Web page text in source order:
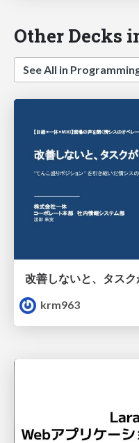
Other Decks
See All in
krm963